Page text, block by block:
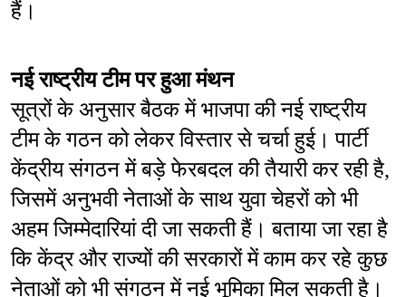
हैं।
नई राष्ट्रीय टीम पर हुआ मंथन
सूत्रों के अनुसार बैठक में भाजपा की नई राष्ट्रीय
टीम के गठन को लेकर विस्तार से चर्चा हुई। पार्टी
केंद्रीय संगठन में बड़े फेरबदल की तैयारी कर रही है,
जिसमें अनुभवी नेताओं के साथ युवा चेहरों को भी
अहम जिम्मेदारियां दी जा सकती हैं। बताया जा रहा है
कि केंद्र और राज्यों की सरकारों में काम कर रहे कुछ
नेताओं को भी संगठन में नई भूमिका मिल सकती है।